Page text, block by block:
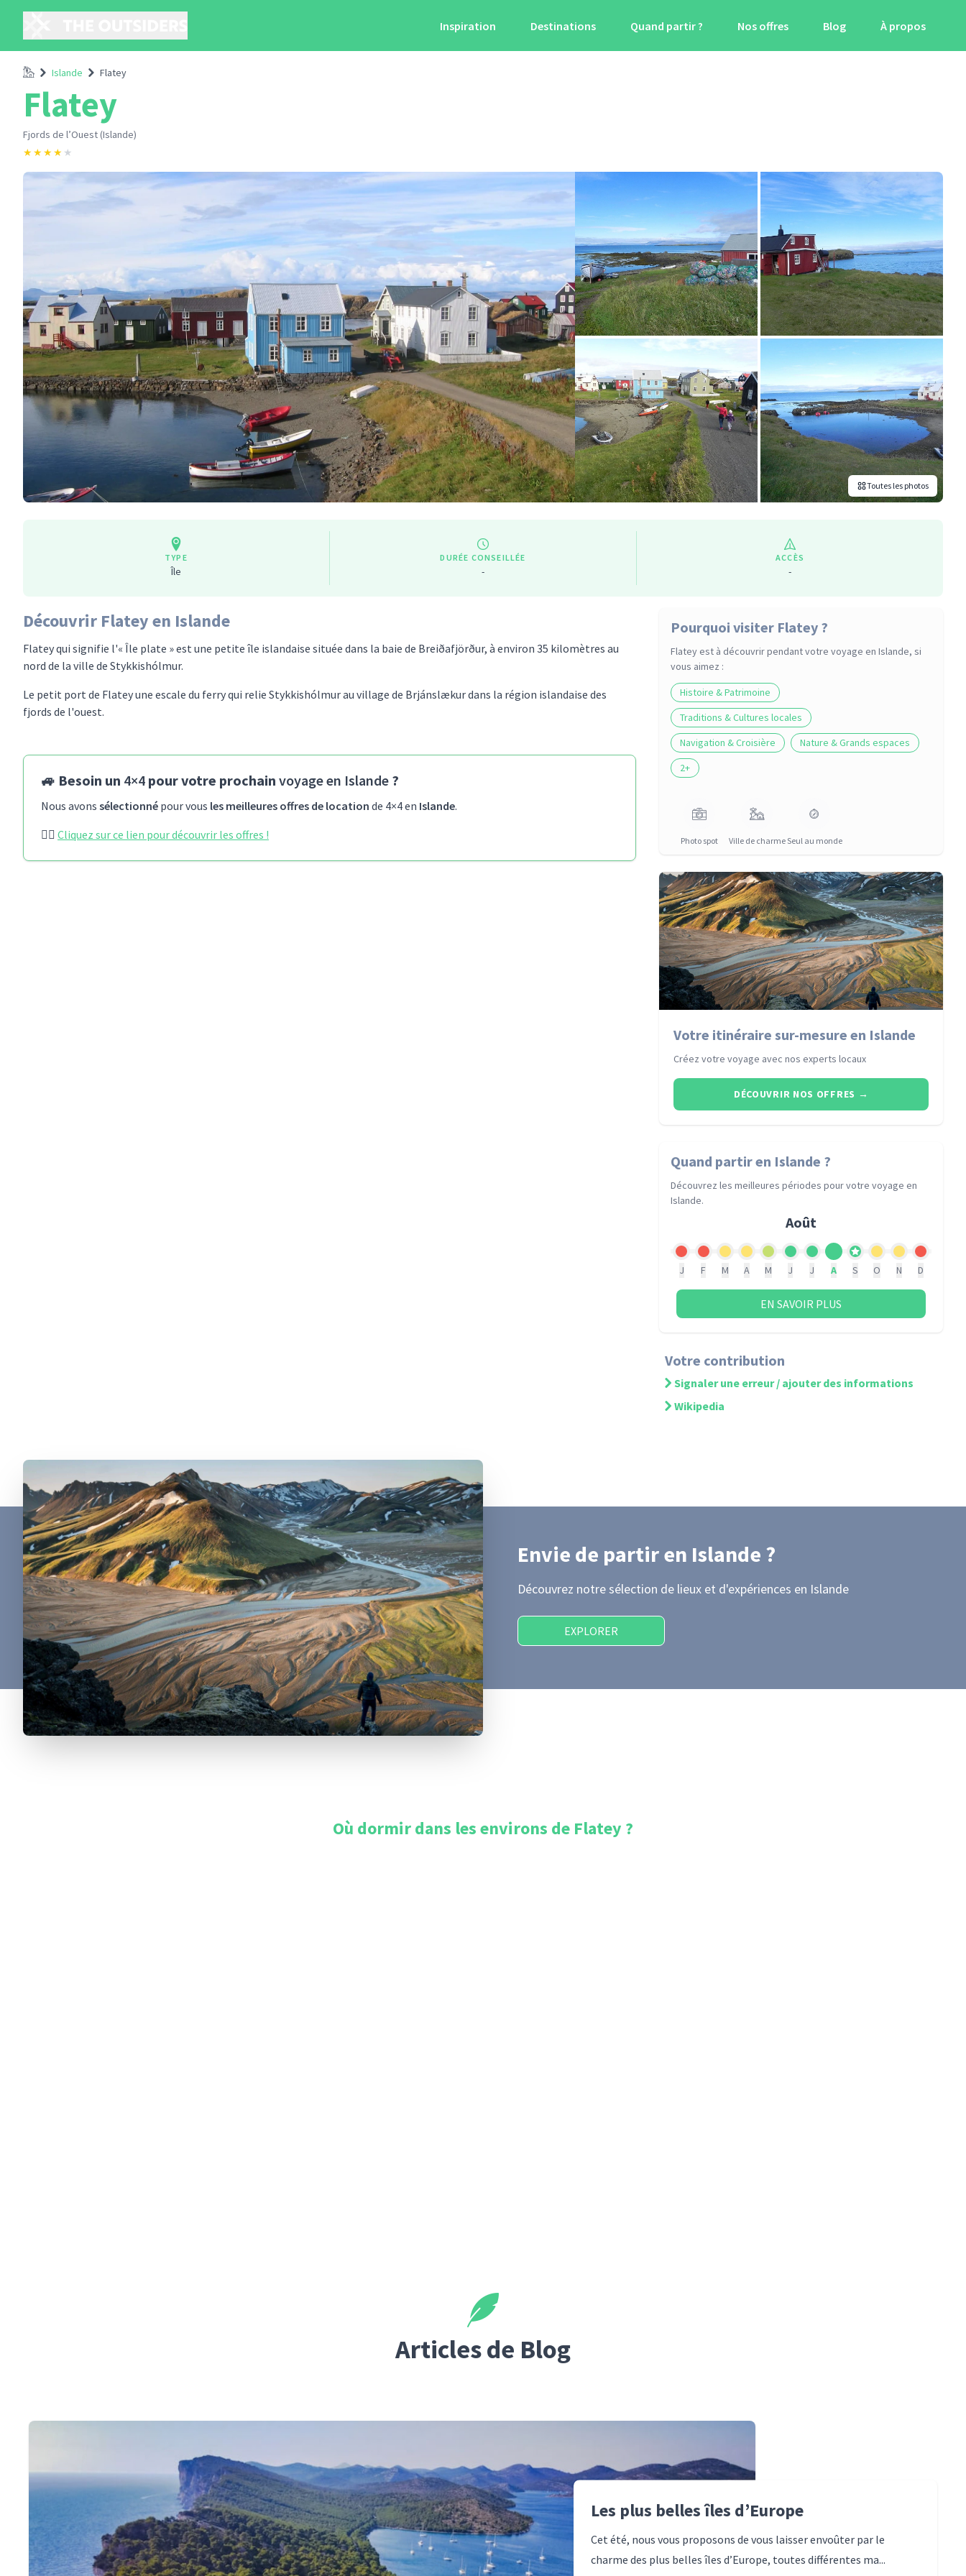
Inspiration Destinations Quand partir ? Nos offres Blog À propos
AccueilIslande Flatey
Flatey
Fjords de l’Ouest (Islande)
★★★★ ★
Toutes les photos
TYPE
Île
DURÉE CONSEILLÉE
-
ACCÈS
-
Découvrir Flatey en Islande
Flatey qui signifie l'« Île plate » est une petite île islandaise située dans la baie de Breiðafjörður, à environ 35 kilomètres au
nord de la ville de Stykkishólmur.
Le petit port de Flatey une escale du ferry qui relie Stykkishólmur au village de Brjánslækur dans la région islandaise des
fjords de l'ouest.
🚙 Besoin un 4×4 pour votre prochain voyage en Islande ?
Nous avons sélectionné pour vous les meilleures offres de location de 4×4 en Islande.
👉🏻 Cliquez sur ce lien pour découvrir les offres !
Pourquoi visiter Flatey ?
Flatey est à découvrir pendant votre voyage en Islande, si
vous aimez :
Histoire & Patrimoine
Traditions & Cultures locales
Navigation & Croisière
Nature & Grands espaces
2+
Photo spot Ville de charmeSeul au monde
Votre itinéraire sur-mesure en Islande
Créez votre voyage avec nos experts locaux
DÉCOUVRIR NOS OFFRES →
Quand partiren Islande ?
Découvrez les meilleures périodes pour votre voyageen
Islande.
Août
J F M A M J J A S O N D
EN SAVOIR PLUS
Votre contribution
Signaler une erreur / ajouter des informations
Wikipedia
Envie de partiren Islande ?
Découvrez notre sélection de lieux et d'expériences en Islande
EXPLORER
Où dormir dans les environs de Flatey ?
Articles de Blog
Les plus belles îles d’Europe
Cet été, nous vous proposons de vous laisser envoûter par le
charme des plus belles îles d’Europe, toutes différentes ma...